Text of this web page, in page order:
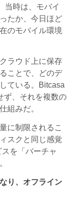
当時は、モバイ
たか、今日ほど
のモバイル環境
ラウド上に保存
ことで、どのデ
ている。Bitcasa
ず、それを複数の
組みだ。
に制限されるこ
スクと同じ感覚
を「バーチャ
り、オフライン